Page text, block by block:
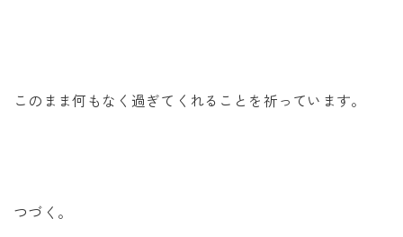
このまま何もなく過ぎてくれることを祈っています。
つづく。